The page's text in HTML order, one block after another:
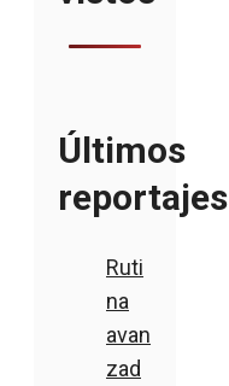
Últimos
reportajes
Ruti
na
avan
zad